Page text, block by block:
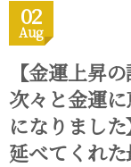
02
Aug
【金運上昇
次々と金運
になりまし
延べてくれた